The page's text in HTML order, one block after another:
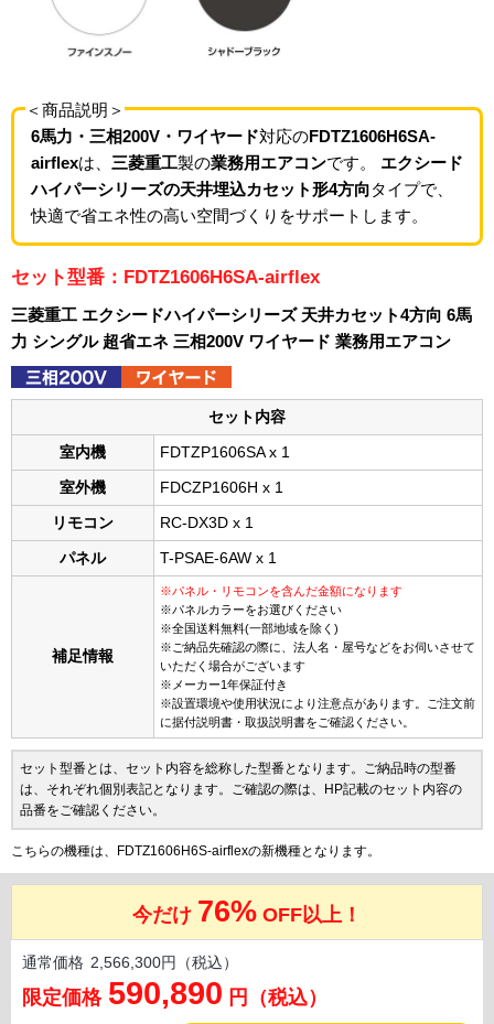
＜商品説明＞
6馬力・三相200V・ワイヤード対応のFDTZ1606H6SA-
airflexは、 三菱重工製の業務用エアコンです。 エクシード
ハイパーシリーズの天井埋込カセット形4方向タイプで、
快適で省エネ性の高い空間づくりをサポートします。
セット型番：FDTZ1606H6SA-airflex
三菱重工 エクシードハイパーシリーズ 天井カセット4方向 6馬
力 シングル 超省エネ 三相200V ワイヤード 業務用エアコン
セット内容
室内機 FDTZP1606SA x 1
室外機 FDCZP1606H x 1
リモコン RC-DX3D x 1
パネル T-PSAE-6AW x 1
補足情報
※パネル・リモコンを含んだ金額になります
※パネルカラーをお選びください
※全国送料無料(一部地域を除く)
※ご納品先確認の際に、法人名・屋号などをお伺いさせて
いただく場合がございます
※メーカー1年保証付き
※設置環境や使用状況により注意点があります。ご注文前
に据付説明書・取扱説明書をご確認ください。
セット型番とは、セット内容を総称した型番となります。ご納品時の型番
は、それぞれ個別表記となります。ご確認の際は、HP記載のセット内容の
品番をご確認ください。
こちらの機種は、FDTZ1606H6S-airflexの新機種となります。
今だけ 76% OFF以上！
通常価格 2,566,300円（税込）
限定価格 590,890 円（税込）